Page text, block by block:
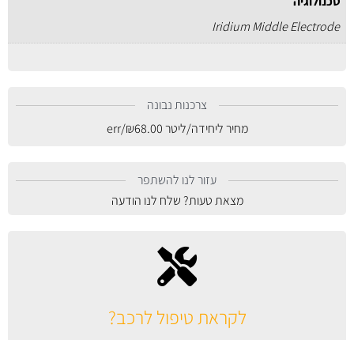
לקראת טיפול לרכב?
Iridium Middle Electrode
צרכנות נבונה
מחיר ליחידה/ליטר
₪68.00
/err
עזור לנו להשתפר
מצאת טעות? שלח לנו הודעה